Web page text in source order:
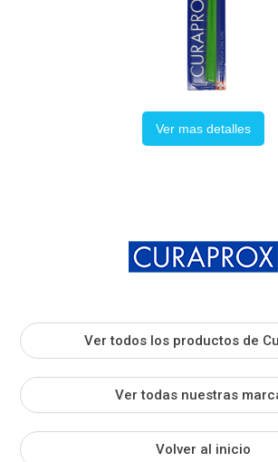
Ver mas detalles
Ver todos los productos de
Ver todas nuestras
Volver al inicio